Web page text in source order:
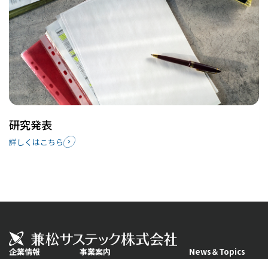
研究発表
詳しくはこちら
企業情報 事業案内 News＆Topics